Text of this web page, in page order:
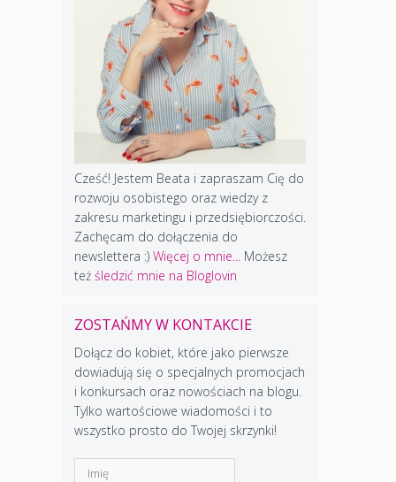
Cześć! Jestem Beata i zapraszam Cię do
rozwoju osobistego oraz wiedzy z
zakresu marketingu i przedsiębiorczości.
Zachęcam do dołączenia do
newslettera :) Więcej o mnie...
Możesz
też śledzić mnie na Bloglovin
ZOSTAŃMY W KONTAKCIE
Dołącz do kobiet, które jako pierwsze
dowiadują się o specjalnych promocjach
i konkursach oraz nowościach na blogu.
Tylko wartościowe wiadomości i to
wszystko prosto do Twojej skrzynki!